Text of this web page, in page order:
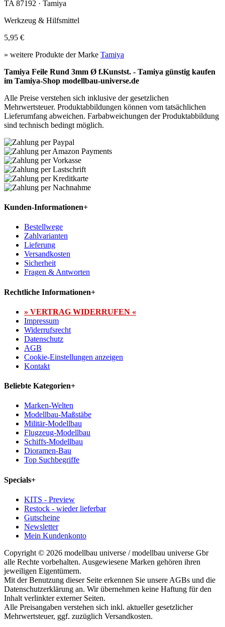
TA 87192 · Tamiya
Werkzeug & Hilfsmittel
5,95 €
» weitere Produkte der Marke Tamiya
Tamiya Feile Rund 3mm Ø f.Kunstst. - Tamiya günstig kaufen
im Tamiya-Shop modellbau-universe.de
Alle Preise verstehen sich inklusive der gesetzlichen
Mehrwertsteuer. Produktabbildungen können vom tatsächlichen
Lieferumfang abweichen. Farbabweichungen der Produktabbildung
sind technisch bedingt möglich.
Kunden-Informationen+
Bestellwege
Zahlvarianten
Lieferung
Versandkosten
Sicherheit
Fragen & Antworten
Rechtliche Informationen+
» VERTRAG WIDERRUFEN «
Impressum
Widerrufsrecht
Datenschutz
AGB
Cookie-Einstellungen anzeigen
Kontakt
Beliebte Kategorien+
Marken-Welten
Modellbau-Maßstäbe
Militär-Modellbau
Flugzeug-Modellbau
Schiffs-Modellbau
Dioramen-Bau
Top Suchbegriffe
Specials+
KITS - Preview
Restock - wieder lieferbar
Gutscheine
Newsletter
Mein Kundenkonto
Copyright © 2026 modellbau universe / modellbau universe Gbr
alle Rechte vorbehalten. Ausgewiesene Marken gehören ihren
jeweiligen Eigentümern.
Mit der Benutzung dieser Seite erkennen Sie unsere AGBs und die
Datenschutzerklärung an. Wir übernehmen keine Haftung für den
Inhalt verlinkter externer Seiten.
Alle Preisangaben verstehen sich inkl. aktueller gesetzlicher
Mehrwertsteuer, ggf. zuzüglich Versandkosten.